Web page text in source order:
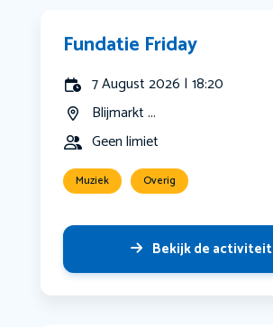
Fundatie Friday
7 August 2026 | 18:20
Blijmarkt ...
Geen limiet
Muziek Overig
Bekijk de activiteit